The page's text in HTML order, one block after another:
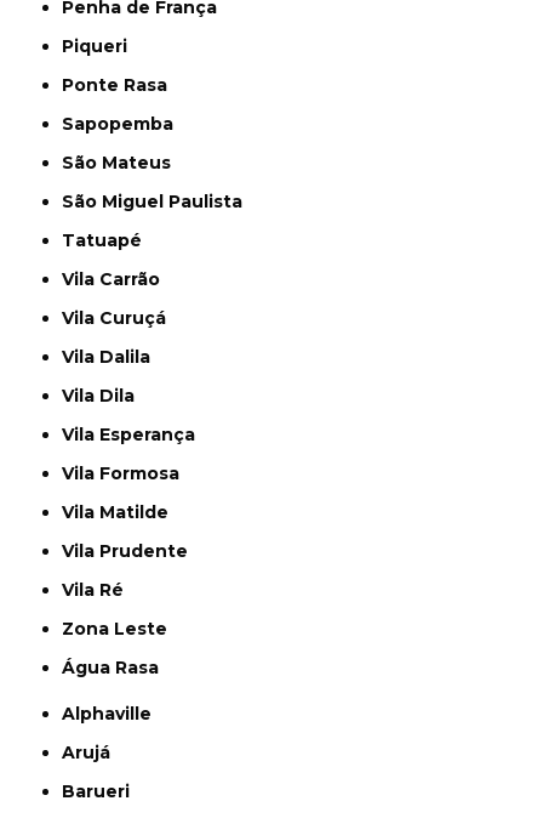
Penha de França
Piqueri
Ponte Rasa
Sapopemba
São Mateus
São Miguel Paulista
Tatuapé
Vila Carrão
Vila Curuçá
Vila Dalila
Vila Dila
Vila Esperança
Vila Formosa
Vila Matilde
Vila Prudente
Vila Ré
Zona Leste
Água Rasa
Alphaville
Arujá
Barueri